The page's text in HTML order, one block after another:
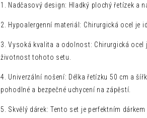
1. Nadčasový design: Hladký plochý řetízek a
2. Hypoalergenní materiál: Chirurgická ocel je
3. Vysoká kvalita a odolnost: Chirurgická
životnost tohoto setu.
4. Univerzální nošení: Délka řetízku 50 cm a
pohodlné a bezpečné uchycení na zápěstí.
5. Skvělý dárek: Tento set je perfektním